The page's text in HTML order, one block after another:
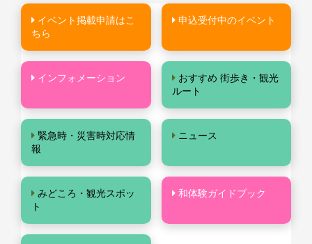
イベント掲載申請はこ
ちら
申込受付中のイベント
インフォメーション
おすすめ 街歩き・観光
ルート
緊急時・災害時対応情
報
ニュース
みどころ・観光スポッ
ト
和体験ガイドブック